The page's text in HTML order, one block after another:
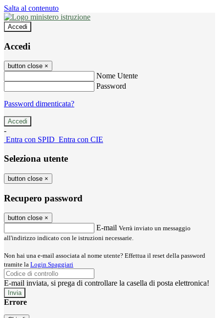
Salta al contenuto
Accedi
Accedi
button close ×
Nome Utente
Password
Password dimenticata?
-
Entra con SPID Entra con CIE
Seleziona utente
button close ×
Recupero password
button close ×
E-mail Verrà inviato un messaggio
all'indirizzo indicato con le istruzioni necessarie.
Non hai una e-mail associata al nome utente? Effettua il reset della password
tramite la Login Spaggiari
E-mail inviata, si prega di controllare la casella di posta elettronica!
Errore